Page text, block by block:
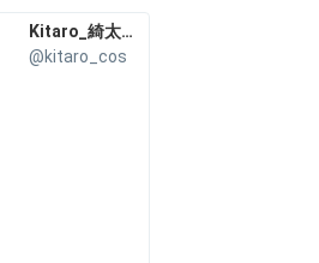
Kitaro_綺太郎✨💞
@kitaro_cos